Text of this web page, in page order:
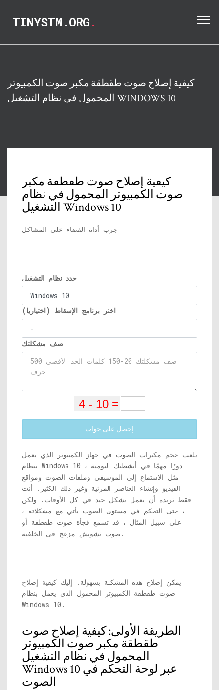
TINYSTM.ORG.
كيفية إصلاح صوت طقطقة مكبر صوت الكمبيوتر
المحمول في نظام التشغيل WINDOWS 10
كيفية إصلاح صوت طقطقة مكبر
صوت الكمبيوتر المحمول في نظام
التشغيل Windows 10
جرب أداة القضاء على المشاكل
حدد نظام التشغيل
اختر برنامج الإسقاط (اختياريا)
صف مشكلتك
إحصل على جواب
يلعب حجم مكبرات الصوت في جهاز الكمبيوتر الذي يعمل
بنظام Windows 10 دورًا مهمًا في أنشطتك اليومية ،
مثل الاستماع إلى الموسيقى وملفات الصوت ومواقع
الفيديو وإنشاء العناصر المرئية وغير ذلك الكثير. أنت
فقط تريده أن يعمل بشكل جيد في كل الأوقات. ولكن
، حتى التحكم في مستوى الصوت يأتي مع مشكلاته ،
على سبيل المثال ، قد تسمع فجأة صوت طقطقة أو
صوت تشويش مزعج في الخلفية.
يمكن إصلاح هذه المشكلة بسهولة. إليك كيفية إصلاح
صوت طقطقة الكمبيوتر المحمول الذي يعمل بنظام
Windows 10.
الطريقة الأولى: كيفية إصلاح صوت
طقطقة مكبر صوت الكمبيوتر
المحمول في نظام التشغيل
Windows 10 عبر لوحة التحكم في
الصوت